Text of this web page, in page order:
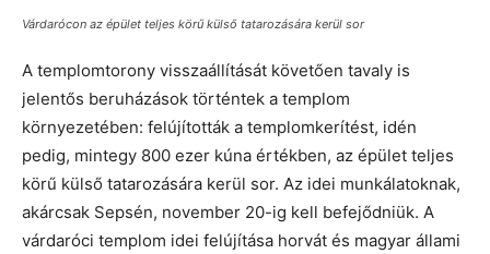
Várdarócon az épület teljes körű külső tatarozására kerül sor
A templomtorony visszaállítását követően tavaly is
jelentős beruházások történtek a templom
környezetében: felújították a templomkerítést, idén
pedig, mintegy 800 ezer kúna értékben, az épület teljes
körű külső tatarozására kerül sor. Az idei munkálatoknak,
akárcsak Sepsén, november 20-ig kell befejődniük. A
várdaróci templom idei felújítása horvát és magyar állami